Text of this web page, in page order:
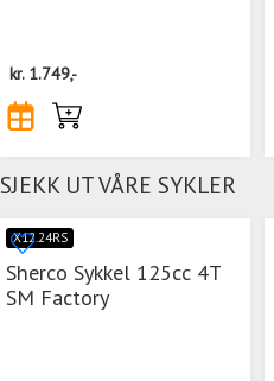
kr. 1.749,-
SJEKK UT VÅRE SYKLER
X12.24RS
Sherco Sykkel 125cc 4T
SM Factory